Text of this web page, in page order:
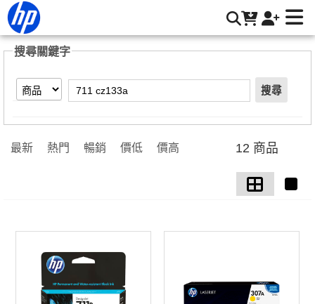
【711 cz133a】搜尋結果 | HP® 惠普台灣原廠購物網
搜尋關鍵字
搜尋
最新 熱門 暢銷 價低 價高 12 商品